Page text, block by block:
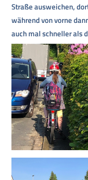
Straße ausweichen,
während von vorne
auch mal schneller als